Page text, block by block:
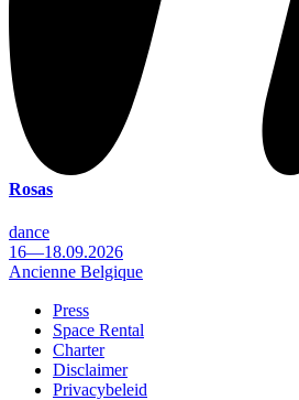
Rosas
dance
16—18.09.2026
Ancienne Belgique
Footer
Press
Space Rental
Charter
Disclaimer
Privacybeleid